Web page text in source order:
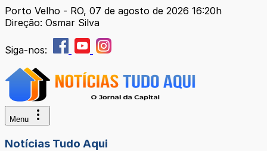
Porto Velho - RO, 07 de agosto de 2026 16:20h
Direção: Osmar Silva
Siga-nos:
Menu
Notícias Tudo Aqui